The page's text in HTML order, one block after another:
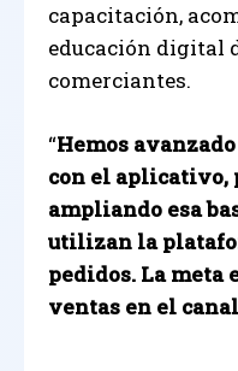
capacitación,
educación digital
comerciantes.
“Hemos
con el aplicativo,
ampliando esa
utilizan la
pedidos. La meta
ventas en el